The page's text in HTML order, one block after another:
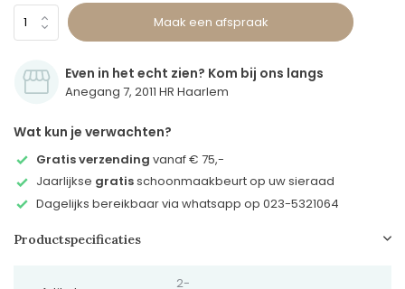
Maak een afspraak
Even in het echt zien? Kom bij ons langs
Anegang 7, 2011 HR Haarlem
Wat kun je verwachten?
Gratis verzending vanaf € 75,-
Jaarlijkse gratisschoonmaakbeurt op uw sieraad
Dagelijks bereikbaar via whatsapp op 023-5321064
Productspecificaties
2-